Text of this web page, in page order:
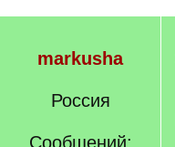
markusha
Россия
Сообщений: